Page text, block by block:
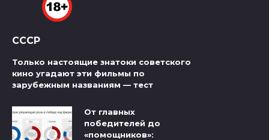
СССР
Только настоящие знатоки советского
кино угадают эти фильмы по
зарубежным названиям — тест
От главных
победителей до
«помощников»: